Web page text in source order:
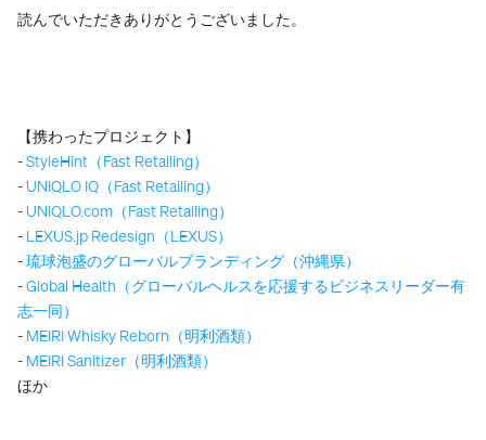
読んでいただきありがとうございました。
【携わったプロジェクト】
- StyleHint（Fast Retailing）
- UNIQLO IQ（Fast Retailing）
- UNIQLO.com（Fast Retailing）
- LEXUS.jp Redesign（LEXUS）
- 琉球泡盛のグローバルブランディング（沖縄県）
- Global Health（グローバルヘルスを応援するビジネスリーダー有
志一同）
- MEIRI Whisky Reborn（明利酒類）
- MEIRI Sanitizer（明利酒類）
ほか